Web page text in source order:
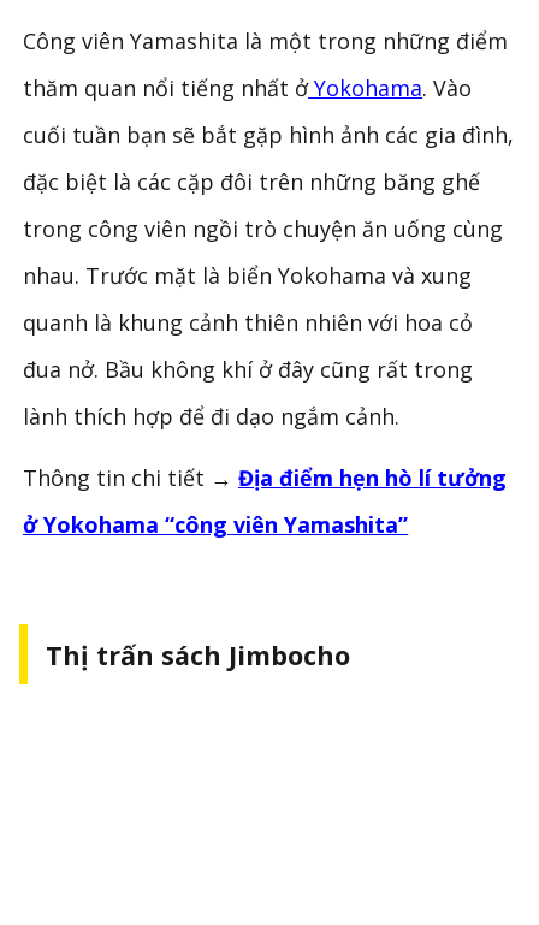
Công viên Yamashita là một trong những điểm
thăm quan nổi tiếng nhất ởYokohama. Vào
cuối tuần bạn sẽ bắt gặp hình ảnh các gia đình,
đặc biệt là các cặp đôi trên những băng ghế
trong công viên ngồi trò chuyện ăn uống cùng
nhau. Trước mặt là biển Yokohama và xung
quanh là khung cảnh thiên nhiên với hoa cỏ
đua nở. Bầu không khí ở đây cũng rất trong
lành thích hợp để đi dạo ngắm cảnh.
Thông tin chi tiết →Địa điểm hẹn hò lí tưởng
ở Yokohama “công viên Yamashita”
Thị trấn sách Jimbocho